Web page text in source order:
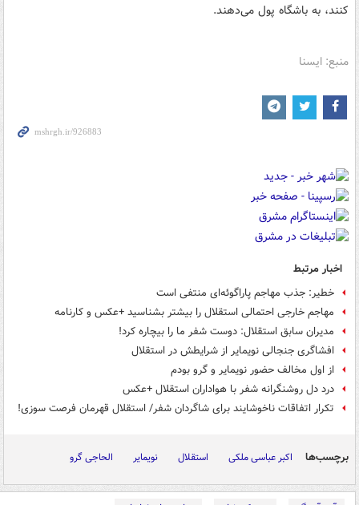
کنند، به باشگاه پول می‌دهند.
منبع: ایسنا
اخبار مرتبط
خطیر: جذب مهاجم پاراگوئه‌ای منتفی است
مهاجم خارجی احتمالی استقلال را بیشتر بشناسید +عکس و کارنامه
مدیران سابق استقلال: دوست شفر ما را بیچاره کرد!
افشاگری جنجالی نویمایر از شرایطش در استقلال
از اول مخالف حضور نویمایر و گرو بودم
درد دل روشنگرانه شفر با هواداران استقلال +عکس
تکرار اتفاقات ناخوشایند برای شاگردان شفر/ استقلال قهرمان فرصت سوزی!
برچسب‌ها اکبر عباسی ملکی استقلال نویمایر الحاجی گرو